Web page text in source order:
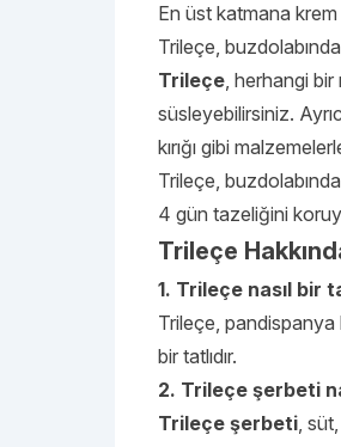
En üst katmana
Trileçe,
Trileçe, herhangi
süsleyebilirsiniz.
kırığı gibi
Trileçe,
4 gün tazeliğini
Trileçe
1. Trileçe nasıl bir
Trileçe,
bir tatlıdır.
2. Trileçe şerbeti
Trileçe şerbeti,